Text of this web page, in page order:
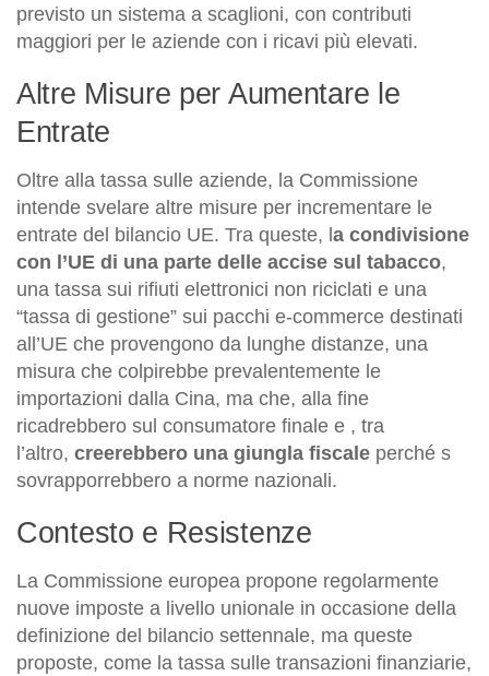
previsto un sistema a scaglioni, con contributi
maggiori per le aziende con i ricavi più elevati.
Altre Misure per Aumentare le
Entrate
Oltre alla tassa sulle aziende, la Commissione
intende svelare altre misure per incrementare le
entrate del bilancio UE. Tra queste, l a condivisione
con l’UE di una parte delle accise sul tabacco,
una tassa sui rifiuti elettronici non riciclati e una
“tassa di gestione” sui pacchi e-commerce destinati
all’UE che provengono da lunghe distanze, una
misura che colpirebbe prevalentemente le
importazioni dalla Cina, ma che, alla fine
ricadrebbero sul consumatore finale e , tra
l’altro, creerebbero una giungla fiscale perché s
sovrapporrebbero a norme nazionali.
Contesto e Resistenze
La Commissione europea propone regolarmente
nuove imposte a livello unionale in occasione della
definizione del bilancio settennale, ma queste
proposte, come la tassa sulle transazioni finanziarie,